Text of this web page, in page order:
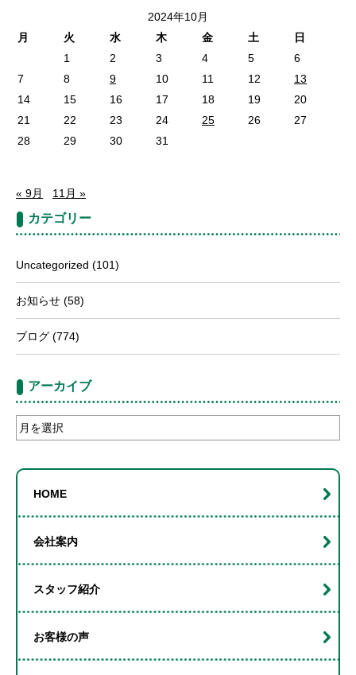
2024年10月
月
火 水 木 金 土
日
1
2 3 4 5
6
7
8 9 10 11 12
13
14
15 16 17 18 19
20
21
22 23 24 25 26
27
28
29 30 31
« 9月 11月 »
カテゴリー
Uncategorized (101)
お知らせ (58)
ブログ (774)
アーカイブ
ア
ー
HOME
会社案内
スタッフ紹介
お客様の声